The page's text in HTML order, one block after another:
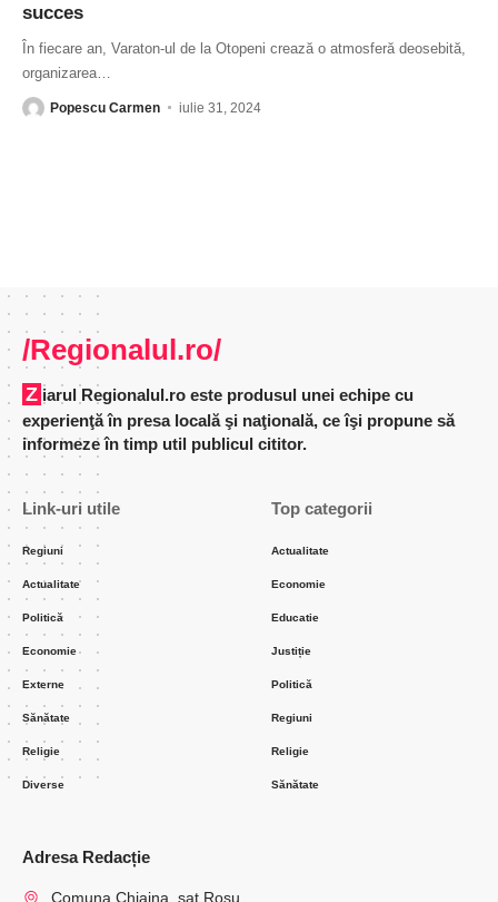
succes
În fiecare an, Varaton-ul de la Otopeni crează o atmosferă deosebită,
organizarea
Popescu Carmen iulie 31, 2024
/Regionalul.ro/
Ziarul Regionalul.ro este produsul unei echipe cu
experienţă în presa locală şi naţională, ce îşi propune să
informeze în timp util publicul cititor.
Link-uri utile
Regiuni
Actualitate
Politică
Economie
Externe
Sănătate
Religie
Diverse
Top categorii
Actualitate
Economie
Educatie
Justiție
Politică
Regiuni
Religie
Sănătate
Adresa Redacție
Comuna Chiajna, sat Rosu